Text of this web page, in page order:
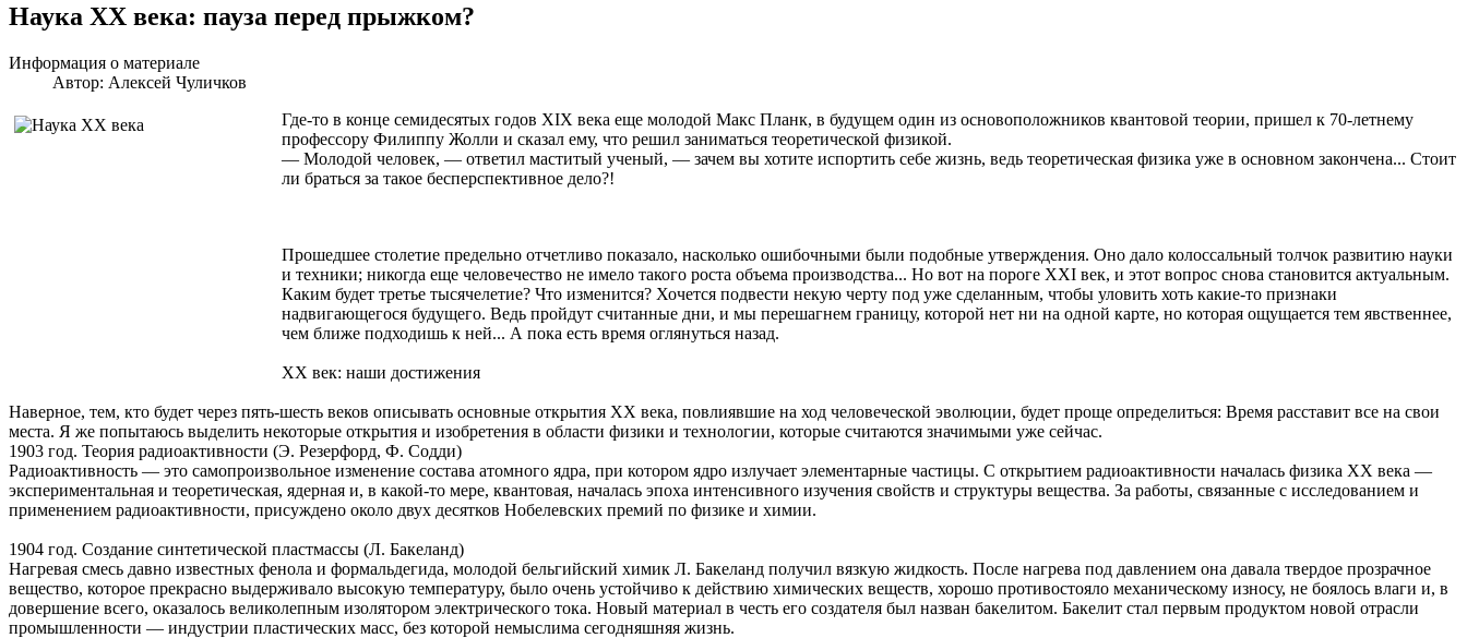
Наука ХХ века: пауза перед прыжком?
Информация о материале
Автор: Алексей Чуличков
Где-то в конце семидесятых годов XIX века еще молодой Макс Планк, в будущем один из основоположников квантовой теории, пришел к 70-летнему
профессору Филиппу Жолли и сказал ему, что решил заниматься теоретической физикой.
— Молодой человек, — ответил маститый ученый, — зачем вы хотите испортить себе жизнь, ведь теоретическая физика уже в основном закончена... Стоит
ли браться за такое бесперспективное дело?!
Прошедшее столетие предельно отчетливо показало, насколько ошибочными были подобные утверждения. Оно дало колоссальный толчок развитию науки
и техники; никогда еще человечество не имело такого роста объема производства... Но вот на пороге XXI век, и этот вопрос снова становится актуальным.
Каким будет третье тысячелетие? Что изменится? Хочется подвести некую черту под уже сделанным, чтобы уловить хоть какие-то признаки
надвигающегося будущего. Ведь пройдут считанные дни, и мы перешагнем границу, которой нет ни на одной карте, но которая ощущается тем явственнее,
чем ближе подходишь к ней... А пока есть время оглянуться назад.
XX век: наши достижения
Наверное, тем, кто будет через пять-шесть веков описывать основные открытия ХХ века, повлиявшие на ход человеческой эволюции, будет проще определиться: Время расставит все на свои
места. Я же попытаюсь выделить некоторые открытия и изобретения в области физики и технологии, которые считаются значимыми уже сейчас.
1903 год. Теория радиоактивности (Э. Резерфорд, Ф. Содди)
Радиоактивность — это самопроизвольное изменение состава атомного ядра, при котором ядро излучает элементарные частицы. С открытием радиоактивности началась физика XX века —
экспериментальная и теоретическая, ядерная и, в какой-то мере, квантовая, началась эпоха интенсивного изучения свойств и структуры вещества. За работы, связанные с исследованием и
применением радиоактивности, присуждено около двух десятков Нобелевских премий по физике и химии.
1904 год. Создание синтетической пластмассы (Л. Бакеланд)
Нагревая смесь давно известных фенола и формальдегида, молодой бельгийский химик Л. Бакеланд получил вязкую жидкость. После нагрева под давлением она давала твердое прозрачное
вещество, которое прекрасно выдерживало высокую температуру, было очень устойчиво к действию химических веществ, хорошо противостояло механическому износу, не боялось влаги и, в
довершение всего, оказалось великолепным изолятором электрического тока. Новый материал в честь его создателя был назван бакелитом. Бакелит стал первым продуктом новой отрасли
промышленности — индустрии пластических масс, без которой немыслима сегодняшняя жизнь.